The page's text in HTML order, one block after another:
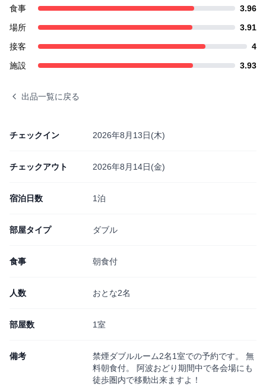
食事
3.96
場所
3.91
接客
4
施設
3.93
出品一覧に戻る
チェックイン 2026年8月13日(木)
チェックアウト 2026年8月14日(金)
宿泊日数 1泊
部屋タイプ ダブル
食事 朝食付
人数 おとな2名
部屋数 1室
備考
禁煙ダブルルーム2名1室での予約です。 無
料朝食付。 阿波おどり期間中で各会場にも
徒歩圏内で移動出来ますよ！